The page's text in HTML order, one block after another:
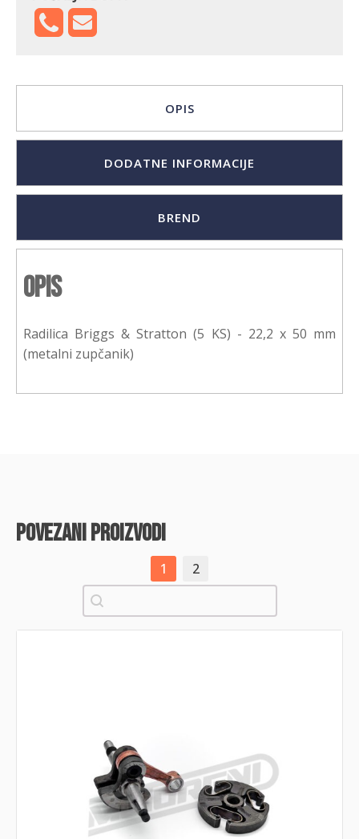
OPIS
DODATNE INFORMACIJE
BREND
Opis
Radilica Briggs & Stratton (5 KS) - 22,2 x 50 mm
(metalni zupčanik)
povezani proizvodi
1
2
Pretraži